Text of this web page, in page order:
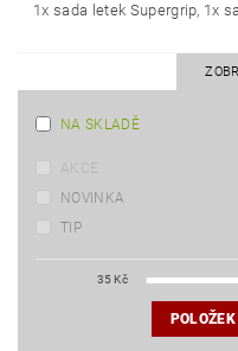
1x sada letek Supergrip, 1x
NA SKLADĚ
AKCE
NOVINKA
TIP
35Kč